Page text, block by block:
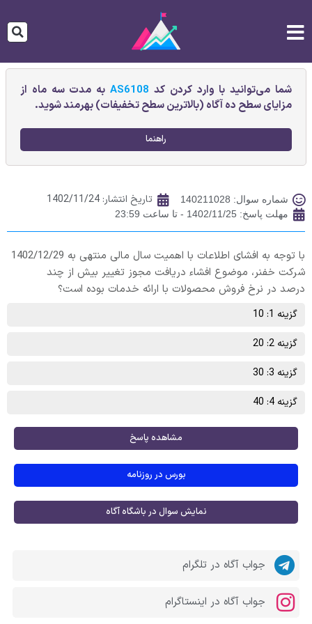
شما می‌توانید با وارد کردن کد AS6108به مدت سه ماه از
مزایای سطح ده آگاه (بالاترین سطح تخفیفات) بهرمند شوید.
راهنما
شماره سوال: 140211028 تاریخ انتشار: 1402/11/24
مهلت پاسخ: 1402/11/25 - تا ساعت 23:59
با توجه به افشای اطلاعات با اهمیت سال مالی منتهی به 1402/12/29
شرکت خفنر، موضوع افشاء دريافت مجوز تغيير بيش از چند
درصد در نرخ فروش محصولات با ارائه خدمات بوده است؟
گزینه 1: 10
گزینه 2: 20
گزینه 3: 30
گزینه 4: 40
مشاهده پاسخ
بورس در روزنامه
نمایش سوال در باشگاه آگاه
جواب آگاه در تلگرام
جواب آگاه در اینستاگرام